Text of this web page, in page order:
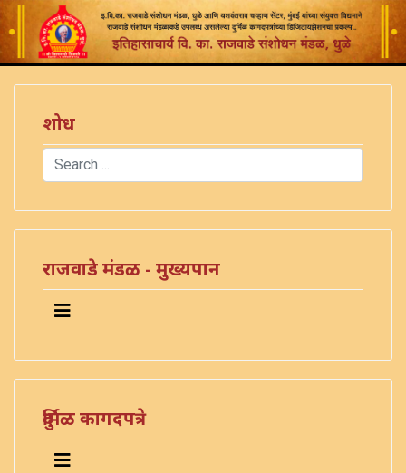
शोध
Search
राजवाडे मंडळ - मुख्यपान
दुर्मिळ कागदपत्रे